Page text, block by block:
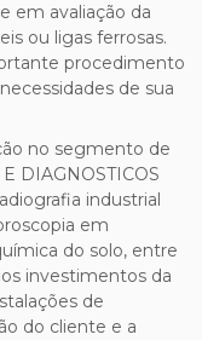
em avaliação da
ou ligas ferrosas.
procedimento
de sua
no segmento de
DIAGNOSTICOS
industrial
em
do solo, entre
investimentos da
de
do cliente e a